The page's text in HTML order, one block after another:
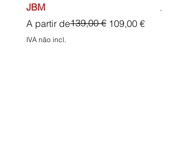
JBM
A partir de
Preço normal139,00 € 109,00 €
Preço promocional
IVA não incl.
Preço
45,00 €